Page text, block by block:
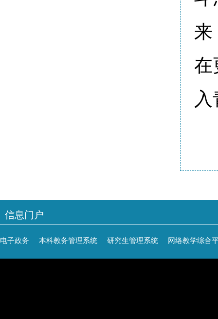
来
在
信息门户
电子政务 本科教务管理系统 研究生管理系统 网络教学综合